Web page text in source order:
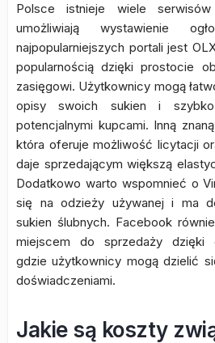
Polsce istnieje wiele
umożliwiają wystawienie
najpopularniejszych portali jest
popularnością dzięki prostocie
zasięgowi. Użytkownicy mogą
opisy swoich sukien i
potencjalnymi kupcami. Inną
która oferuje możliwość licytacji
daje sprzedającym większą
Dodatkowo warto wspomnieć o
się na odzieży używanej i ma
sukien ślubnych. Facebook
miejscem do sprzedaży dzięki
gdzie użytkownicy mogą dzielić
doświadczeniami.
Jakie są koszty